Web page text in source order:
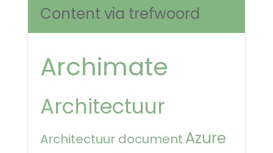
Content via trefwoord
Archimate
Architectuur
Architectuur document Azure